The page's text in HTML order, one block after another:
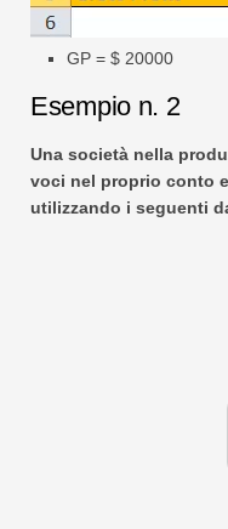
GP = $ 20000
Esempio n. 2
Una società nella
voci nel proprio conto
utilizzando i seguenti